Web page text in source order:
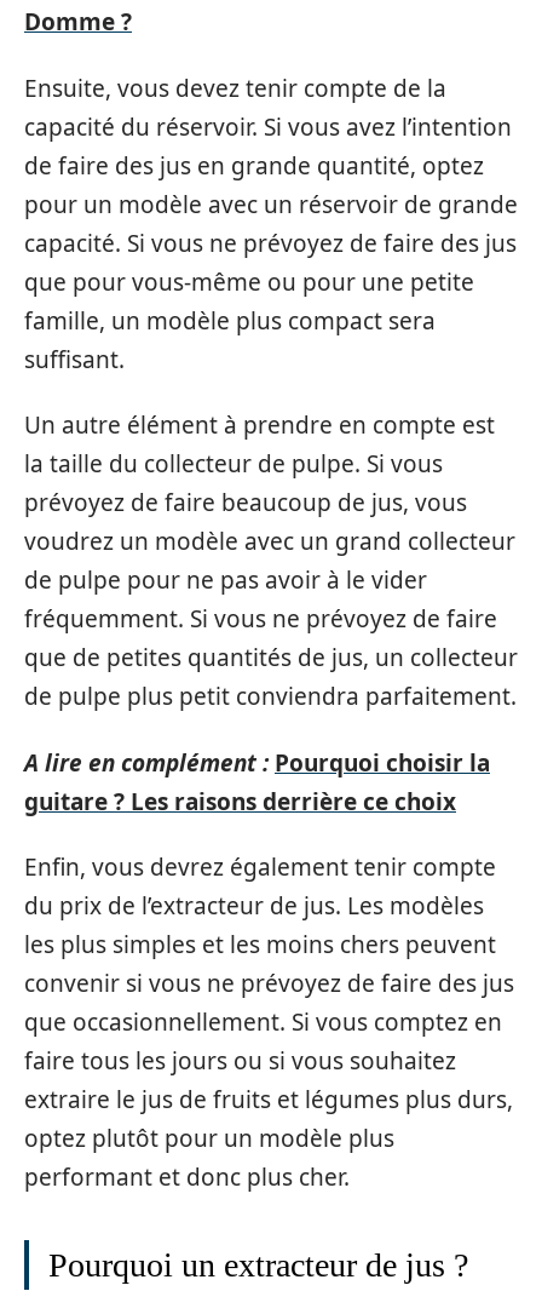
Domme ?
Ensuite, vous devez tenir compte de la
capacité du réservoir. Si vous avez l’intention
de faire des jus en grande quantité, optez
pour un modèle avec un réservoir de grande
capacité. Si vous ne prévoyez de faire des jus
que pour vous-même ou pour une petite
famille, un modèle plus compact sera
suffisant.
Un autre élément à prendre en compte est
la taille du collecteur de pulpe. Si vous
prévoyez de faire beaucoup de jus, vous
voudrez un modèle avec un grand collecteur
de pulpe pour ne pas avoir à le vider
fréquemment. Si vous ne prévoyez de faire
que de petites quantités de jus, un collecteur
de pulpe plus petit conviendra parfaitement.
A lire en complément : Pourquoi choisir la
guitare ? Les raisons derrière ce choix
Enfin, vous devrez également tenir compte
du prix de l’extracteur de jus. Les modèles
les plus simples et les moins chers peuvent
convenir si vous ne prévoyez de faire des jus
que occasionnellement. Si vous comptez en
faire tous les jours ou si vous souhaitez
extraire le jus de fruits et légumes plus durs,
optez plutôt pour un modèle plus
performant et donc plus cher.
Pourquoi un extracteur de jus ?